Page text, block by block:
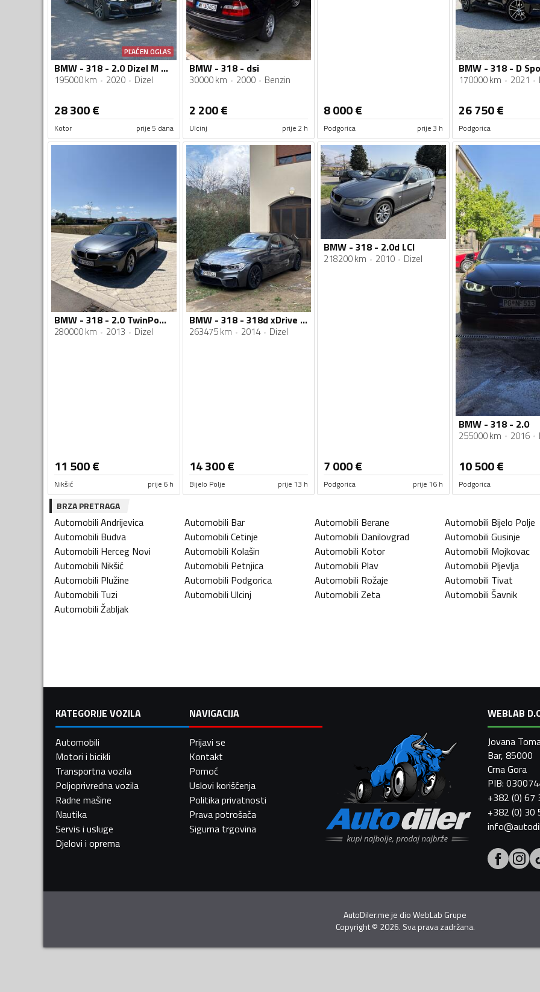
PLAĆEN OGLAS
BMW - 318 - 2.0 Dizel M Paket
195000 km 2020 Dizel
28 300€
Kotor prije 5 dana
BMW - 318 - dsi
30000 km 2000 Benzin
2 200€
Ulcinj prije 2 h
8 000€
Podgorica prije 3 h
BMW - 318 - D
170000 km 2021
26 750€
Podgorica
BMW - 318 - 2.0 TwinPower Turbo
280000 km 2013 Dizel
11 500€
Nikšić prije 6 h
BMW - 318 - 318d xDrive Sport Line
263475 km 2014 Dizel
14 300€
Bijelo Polje prije 13 h
BMW - 318 - 2.0d LCI
218200 km 2010 Dizel
7 000€
Podgorica prije 16 h
BMW - 318 - 2.0
255000 km 2016
10 500€
Podgorica
BRZA PRETRAGA
Automobili Andrijevica Automobili Bar Automobili Berane Automobili Bijelo Polje
Automobili Budva Automobili Cetinje Automobili Danilovgrad Automobili Gusinje
Automobili Herceg Novi Automobili Kolašin Automobili Kotor Automobili Mojkovac
Automobili Nikšić Automobili Petnjica Automobili Plav Automobili Pljevlja
Automobili Plužine Automobili Podgorica Automobili Rožaje Automobili Tivat
Automobili Tuzi Automobili Ulcinj Automobili Zeta Automobili Šavnik
Automobili Žabljak
KATEGORIJE VOZILA
Automobili
Motori i bicikli
Transportna vozila
Poljoprivredna vozila
Radne mašine
Nautika
Servis i usluge
Djelovi i oprema
NAVIGACIJA
Prijavi se
Kontakt
Pomoć
Uslovi korišćenja
Politika privatnosti
Prava potrošača
Sigurna trgovina
WEBLAB
Jovana
Bar, 85000
Crna Gora
PIB:
+382 (0) 67
+382 (0) 30
AutoDiler.me je dioWebLab Grupe
Copyright© 2026. Sva prava zadržana.